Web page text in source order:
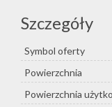
Szczegóły
Symbol oferty
Powierzchnia
Powierzchnia